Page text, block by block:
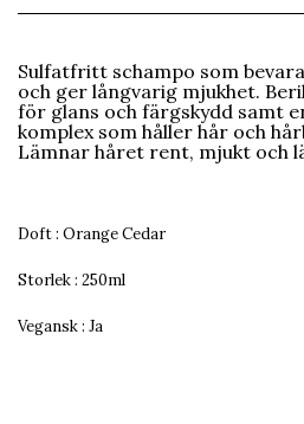
Sulfatfritt schampo som
och ger långvarig mjukhet.
för glans och färgskydd samt
komplex som håller hår och
Lämnar håret rent, mjukt och
Doft : Orange Cedar
Storlek : 250ml
Vegansk : Ja